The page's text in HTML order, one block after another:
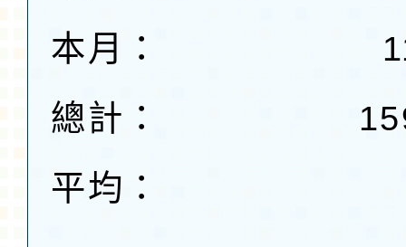
本月：
總計：
平均：